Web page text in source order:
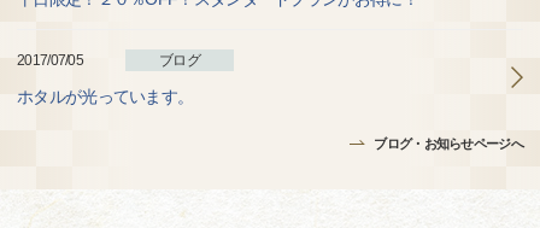
2017/07/05 ブログ
ホタルが光っています。
ブログ・お知らせページへ